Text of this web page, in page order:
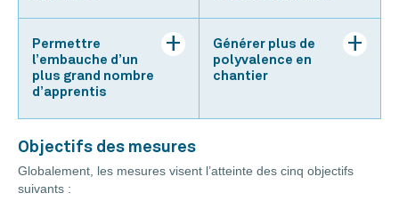
Permettre
l’embauche d’un
plus grand nombre
d’apprentis
Générer plus de
polyvalence en
chantier
Objectifs des mesures
Globalement, les mesures visent l’atteinte des cinq objectifs
suivants :